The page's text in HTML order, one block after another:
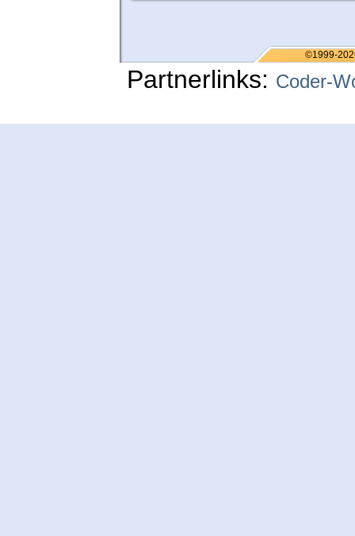
©1999-
Partnerlinks: Coder-